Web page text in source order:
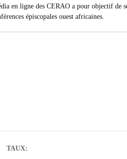
en ligne des CERAO a pour objectif de
épiscopales ouest africaines.
TAUX: